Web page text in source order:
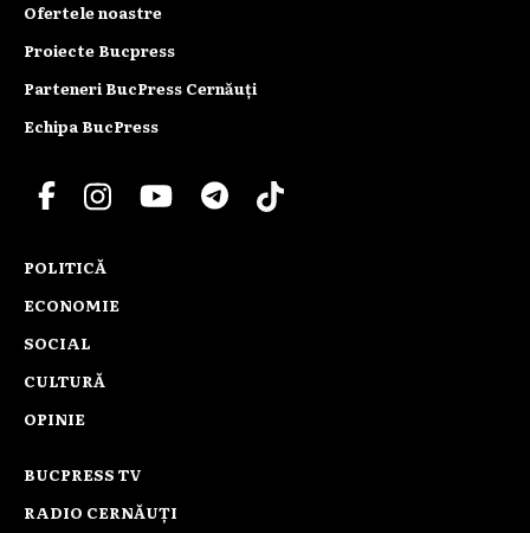
Ofertele noastre
Proiecte Bucpress
Parteneri BucPress Cernăuți
Echipa BucPress
POLITICĂ
ECONOMIE
SOCIAL
CULTURĂ
OPINIE
BUCPRESS TV
RADIO CERNĂUȚI